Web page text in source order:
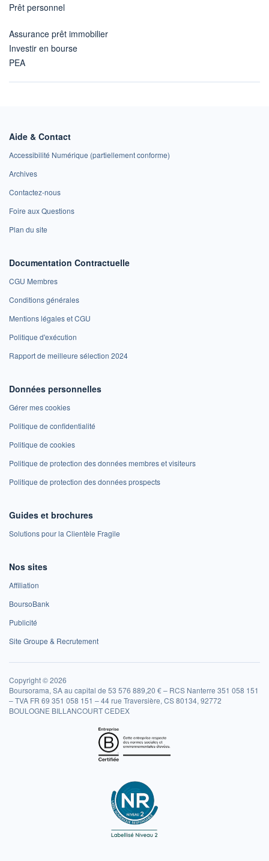
Prêt personnel
Assurance prêt immobilier
Investir en bourse
PEA
Aide & Contact
Accessibilité Numérique (partiellement conforme)
Archives
Contactez-nous
Foire aux Questions
Plan du site
Documentation Contractuelle
CGU Membres
Conditions générales
Mentions légales et CGU
Politique d'exécution
Rapport de meilleure sélection 2024
Données personnelles
Gérer mes cookies
Politique de confidentialité
Politique de cookies
Politique de protection des données membres et visiteurs
Politique de protection des données prospects
Guides et brochures
Solutions pour la Clientèle Fragile
Nos sites
Affiliation
BoursoBank
Publicité
Site Groupe & Recrutement
Copyright © 2026
Boursorama, SA au capital de 53 576 889,20 € – RCS Nanterre 351 058 151
– TVA FR 69 351 058 151 – 44 rue Traversière, CS 80134, 92772
BOULOGNE BILLANCOURT CEDEX